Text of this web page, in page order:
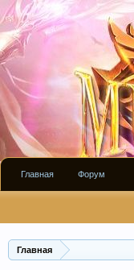
Главная
Главная Форум